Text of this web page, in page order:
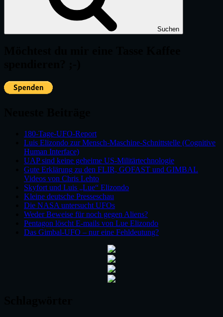
Suchen
180-Tage-UFO-Report
Luis Elizondo zur Mensch-Maschine-Schnittstelle (Cognitive
Human Interface)
UAP sind keine geheime US-Militärtechnologie
Gute Erklärung zu den FLIR, GOFAST und GIMBAL
Videos von Chris Lehto
Skyfort und Luis „Lue“ Elizondo
Kleine deutsche Presseschau
Die NASA untersucht UFOs
Weder Beweise für noch gegen Aliens?
Pentagon löscht E-mails von Lue Elizondo
Das Gimbal-UFO – nur eine Fehldeutung?